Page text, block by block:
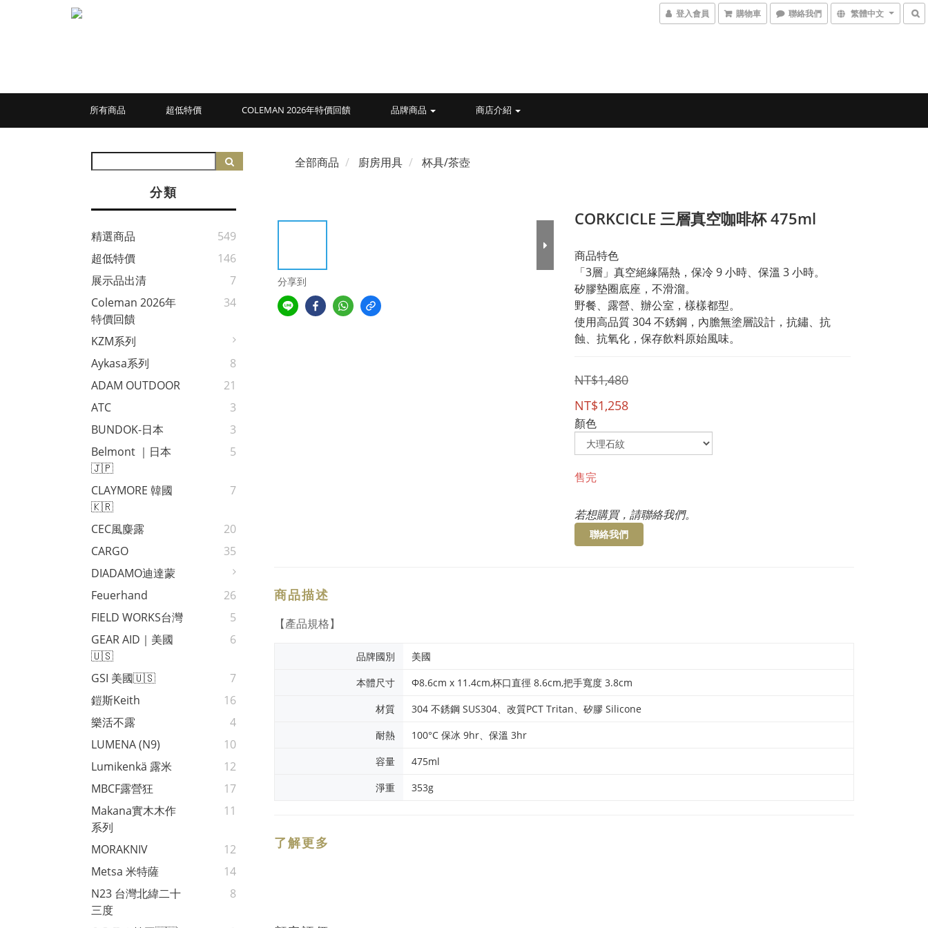
登入會員 購物車 聯絡我們 繁體中文
所有商品 超低特價 COLEMAN 2026年特價回饋 品牌商品 商店介紹
分類
精選商品
549
超低特價
146
展示品出清
7
Coleman 2026年
特價回饋
34
KZM系列
Aykasa系列
8
ADAM OUTDOOR
21
ATC
3
BUNDOK-日本
3
Belmont ｜日本
🇯🇵
5
CLAYMORE 韓國
🇰🇷
7
CEC風麋露
20
CARGO
35
DIADAMO迪達蒙
Feuerhand
26
FIELD WORKS台灣
5
GEAR AID｜美國
🇺🇸
6
GSI 美國🇺🇸
7
鎧斯Keith
16
樂活不露
4
LUMENA (N9)
10
Lumikenkä 露米
12
MBCF露營狂
17
Makana實木木作
系列
11
MORAKNIV
12
Metsa 米特薩
14
N23 台灣北緯二十
三度
8
全部商品 廚房用具 杯具/茶壺
分享到
CORKCICLE 三層真空咖啡杯 475ml
商品特色
「3層」真空絕緣隔熱，保冷 9 小時、保溫 3 小時。
矽膠墊圈底座，不滑溜。
野餐、露營、辦公室，樣樣都型。
使用高品質 304 不銹鋼，內膽無塗層設計，抗鏽、抗
蝕、抗氧化，保存飲料原始風味。
NT$1,480
NT$1,258
顏色
售完
若想購買，請聯絡我們。
聯絡我們
商品描述
【產品規格】
品牌國別
美國
本體尺寸
Φ8.6cm x 11.4cm,杯口直徑 8.6cm,把手寬度 3.8cm
材質
304 不銹鋼 SUS304、改質PCT Tritan、矽膠 Silicone
耐熱
100°C 保冰 9hr、保溫 3hr
容量
475ml
淨重
353g
了解更多